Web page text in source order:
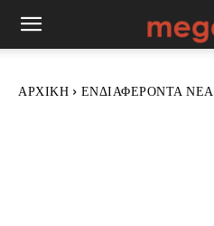
ΑΡΧΙΚΉ ΕΝΔΙΑΦΈΡΟΝΤΑ ΝΈΑ